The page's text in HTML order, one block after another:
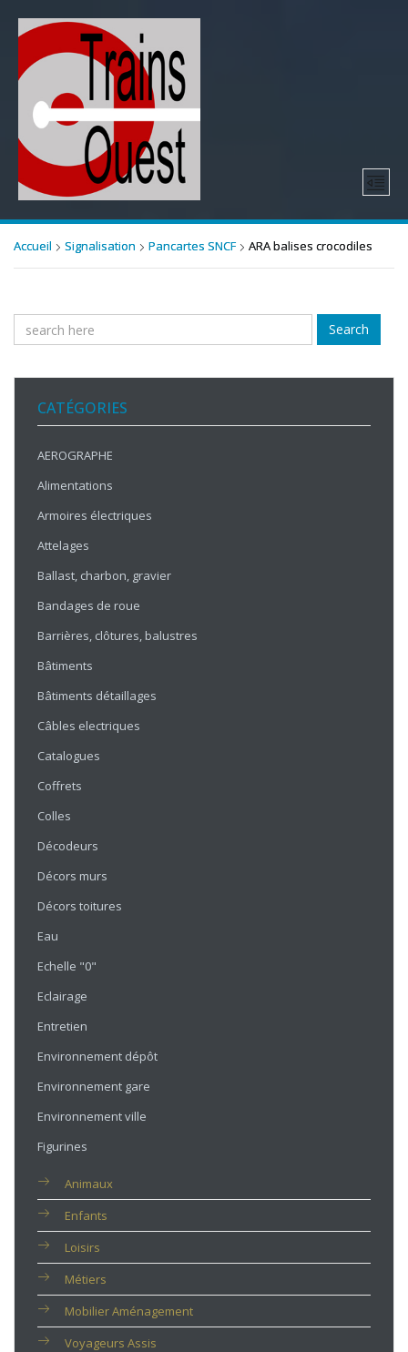
Accueil Signalisation Pancartes SNCF ARA balises crocodiles
Search
CATÉGORIES
AEROGRAPHE
Alimentations
Armoires électriques
Attelages
Ballast, charbon, gravier
Bandages de roue
Barrières, clôtures, balustres
Bâtiments
Bâtiments détaillages
Câbles electriques
Catalogues
Coffrets
Colles
Décodeurs
Décors murs
Décors toitures
Eau
Echelle "0"
Eclairage
Entretien
Environnement dépôt
Environnement gare
Environnement ville
Figurines
Animaux
Enfants
Loisirs
Métiers
Mobilier Aménagement
Voyageurs Assis